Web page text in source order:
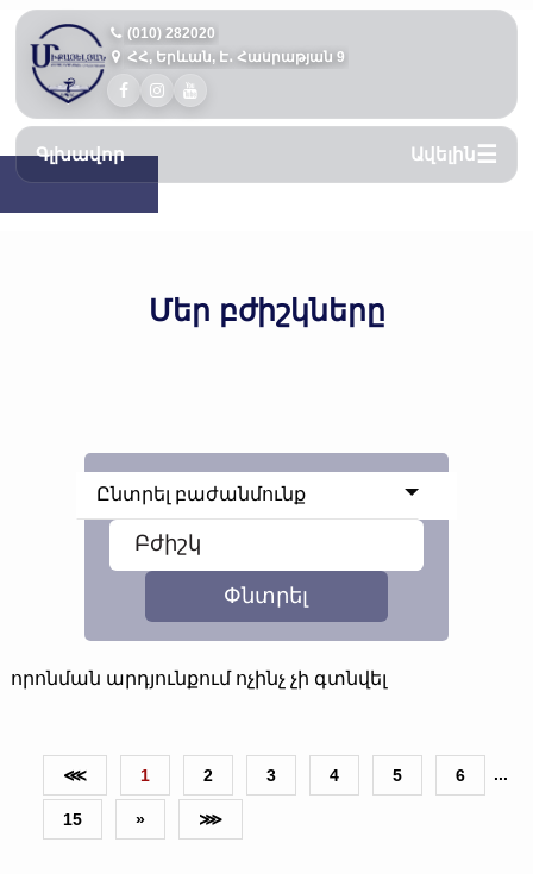
(010) 282020
ՀՀ, Երևան, Է․ Հասրաթյան 9
Գլխավոր Ավելին
Մեր բժիշկները
Ընտրել բաժանմունք
որոնման արդյունքում ոչինչ չի գտնվել
⋘ 1 2 3 4 5 6 ...
15 » ⋙